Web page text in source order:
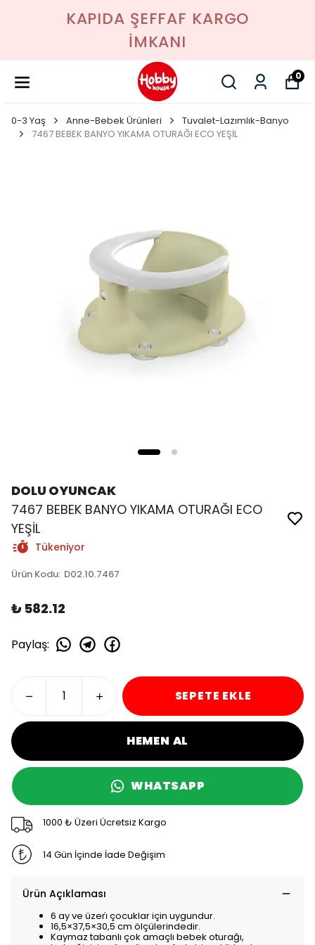
KAPIDA ŞEFFAF KARGO
İMKANI
0
0-3 Yaş Anne-Bebek Ürünleri
Tuvalet-Lazımlık-Banyo
7467 BEBEK BANYO YIKAMA OTURAĞI ECO YEŞİL
DOLU OYUNCAK
7467 BEBEK BANYO YIKAMA OTURAĞI ECO
YEŞİL
Tükeniyor
Ürün Kodu: D02.10.7467
₺ 582.12
Paylaş:
SEPETE EKLE
HEMEN AL
WHATSAPP
1000 ₺ Üzeri Ücretsiz Kargo
14 Gün İçinde İade Değişim
Ürün Açıklaması
6 ay ve üzeri̇ çocuklar için uygundur.
16,5×37,5×30,5 cm ölçülerindedir.
Kaymaz tabanlı çok amaçlı bebek oturağı,